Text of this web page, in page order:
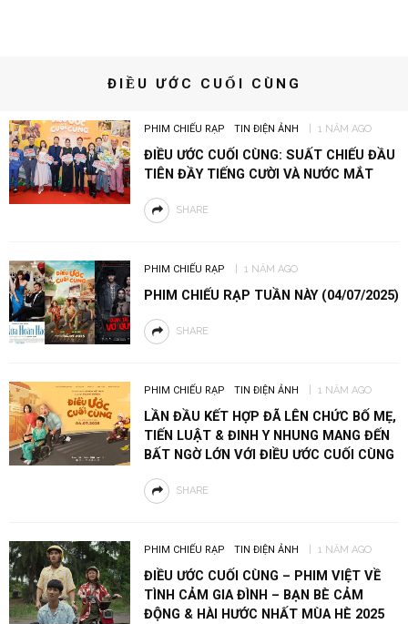
ĐIỀU ƯỚC CUỐI CÙNG
PHIM CHIẾU RẠP TIN ĐIỆN ẢNH 1 NĂM AGO
ĐIỀU ƯỚC CUỐI CÙNG: SUẤT CHIẾU ĐẦU
TIÊN ĐẦY TIẾNG CƯỜI VÀ NƯỚC MẮT
SHARE
PHIM CHIẾU RẠP 1 NĂM AGO
PHIM CHIẾU RẠP TUẦN NÀY (04/07/2025)
SHARE
PHIM CHIẾU RẠP TIN ĐIỆN ẢNH 1 NĂM AGO
LẦN ĐẦU KẾT HỢP ĐÃ LÊN CHỨC BỐ MẸ,
TIẾN LUẬT & ĐINH Y NHUNG MANG ĐẾN
BẤT NGỜ LỚN VỚI ĐIỀU ƯỚC CUỐI CÙNG
SHARE
PHIM CHIẾU RẠP TIN ĐIỆN ẢNH 1 NĂM AGO
ĐIỀU ƯỚC CUỐI CÙNG – PHIM VIỆT VỀ
TÌNH CẢM GIA ĐÌNH – BẠN BÈ CẢM
ĐỘNG & HÀI HƯỚC NHẤT MÙA HÈ 2025